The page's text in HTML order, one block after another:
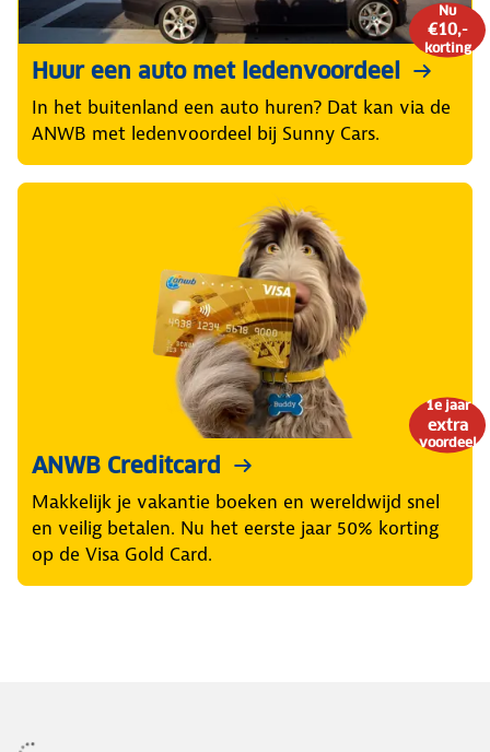
Nu
€10,-
korting
Huur een auto met ledenvoordeel
In het buitenland een auto huren? Dat kan via de
ANWB met ledenvoordeel bij Sunny Cars.
1e jaar
extra
voordeel
ANWB Creditcard
Makkelijk je vakantie boeken en wereldwijd snel
en veilig betalen. Nu het eerste jaar 50% korting
op de Visa Gold Card.